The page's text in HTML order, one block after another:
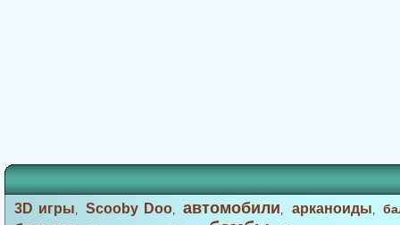
3D игры,Scooby Doo,автомобили, арканоиды,